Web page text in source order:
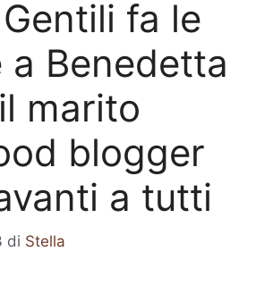
fa le
a Benedetta
marito
blogger
a tutti
di Stella